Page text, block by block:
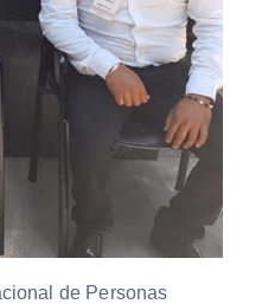
de Personas